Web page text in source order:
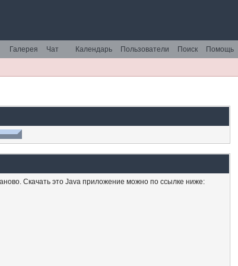
Помощь
Поиск
Пользователи
Календарь
Чат
Галерея
Скачать это Java приложение можно по ссылке ниже: